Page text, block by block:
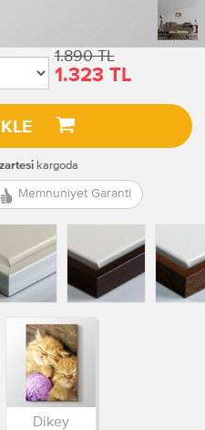
1.890 TL
1.323 TL
kargoda
Memnuniyet Garanti
Dikey